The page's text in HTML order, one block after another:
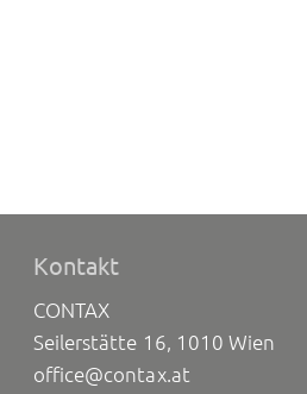
Kontakt
CONTAX
Seilerstätte 16, 1010 Wien
office@contax.at